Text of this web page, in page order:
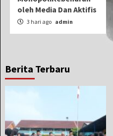
oleh Media Dan Aktifis
3 hari ago admin
Berita Terbaru